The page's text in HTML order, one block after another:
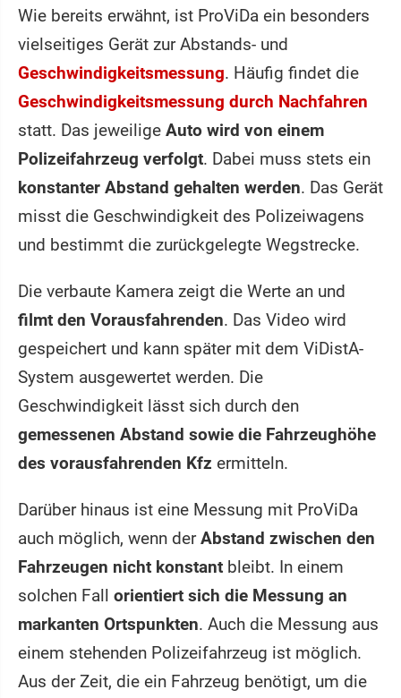
Wie bereits erwähnt, ist ProViDa ein besonders
vielseitiges Gerät zur Abstands- und
Geschwindigkeitsmessung. Häufig findet die
Geschwindigkeitsmessung durch Nachfahren
statt. Das jeweilige Auto wird von einem
Polizeifahrzeug verfolgt. Dabei muss stets ein
konstanter Abstand gehalten werden. Das Gerät
misst die Geschwindigkeit des Polizeiwagens
und bestimmt die zurückgelegte Wegstrecke.
Die verbaute Kamera zeigt die Werte an und
filmt den Vorausfahrenden. Das Video wird
gespeichert und kann später mit dem ViDistA-
System ausgewertet werden. Die
Geschwindigkeit lässt sich durch den
gemessenen Abstand sowie die Fahrzeughöhe
des vorausfahrenden Kfz ermitteln.
Darüber hinaus ist eine Messung mit ProViDa
auch möglich, wenn derAbstand zwischen den
Fahrzeugen nicht konstant bleibt. In einem
solchen Fall orientiert sich die Messung an
markanten Ortspunkten. Auch die Messung aus
einem stehenden Polizeifahrzeug ist möglich.
Aus der Zeit, die ein Fahrzeug benötigt, um die